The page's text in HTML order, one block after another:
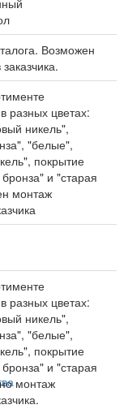
Возможен
разных цветах:
никель",
"белые",
покрытие
и "старая
монтаж
разных цветах:
никель",
"белые",
покрытие
и "старая
монтаж